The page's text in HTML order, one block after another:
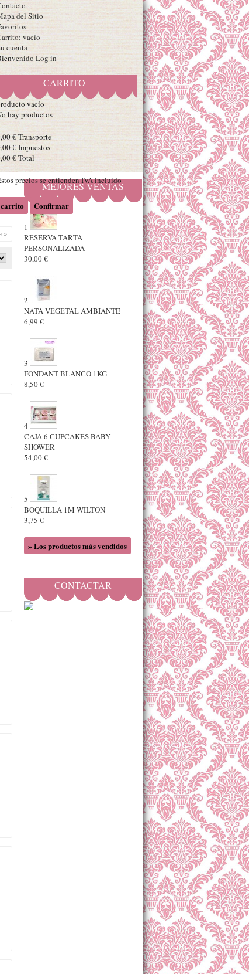
del Sitio
vacío
cuenta
Log in
CARRITO
vacío
hay productos
€Transporte
€Impuestos
€Total
precios se entienden IVA incluído
carrito Confirmar
»
MEJORES VENTAS
1
RESERVA TARTA
PERSONALIZADA
30,00 €
2
NATA VEGETAL AMBIANTE
6,99 €
3
FONDANT BLANCO 1KG
8,50 €
4
CAJA 6 CUPCAKES BABY
SHOWER
54,00 €
5
BOQUILLA 1M WILTON
3,75 €
» Los productos más vendidos
CONTACTAR